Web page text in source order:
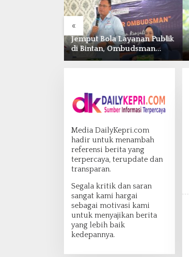
«
Jemput Bola Layanan Publik
di Bintan, Ombudsman
Kepri Serap Keluhan Bansos
Media DailyKepri.com
hadir untuk menambah
referensi berita yang
terpercaya, terupdate dan
transparan.
Segala kritik dan saran
sangat kami hargai
sebagai motivasi kami
untuk menyajikan berita
yang lebih baik
kedepannya.